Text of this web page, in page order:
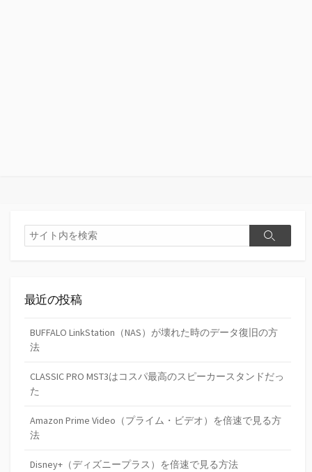
検
索
検
最近の投稿
BUFFALO LinkStation（NAS）が壊れた時のデータ復旧の方
法
CLASSIC PRO MST3はコスパ最高のスピーカースタンドだっ
た
Amazon Prime Video（プライム・ビデオ）を倍速で見る方
法
Disney+（ディズニープラス）を倍速で見る方法